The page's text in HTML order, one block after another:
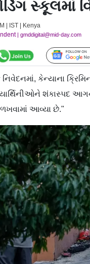
| IST | Kenya
| gmddigital@mid-day.com
Follow
કેન્યાના
શંકાસ્પદ
આવ્યા છે."